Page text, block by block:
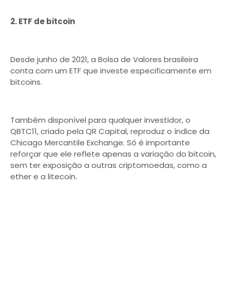
2. ETF de bitcoin
Desde junho de 2021, a Bolsa de Valores brasileira
conta com um ETF que investe especificamente em
bitcoins.
Também disponível para qualquer investidor, o
QBTC11, criado pela QR Capital, reproduz o índice da
Chicago Mercantile Exchange. Só é importante
reforçar que ele reflete apenas a variação do bitcoin,
sem ter exposição a outras criptomoedas, como a
ether e a litecoin.